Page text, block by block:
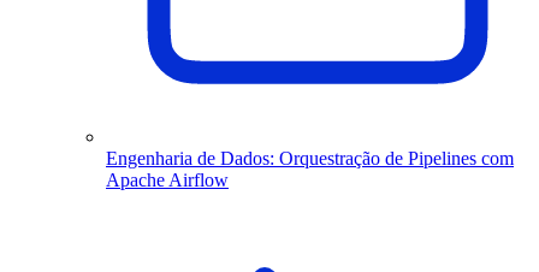
Engenharia de Dados: Orquestração de Pipelines com
Apache Airflow